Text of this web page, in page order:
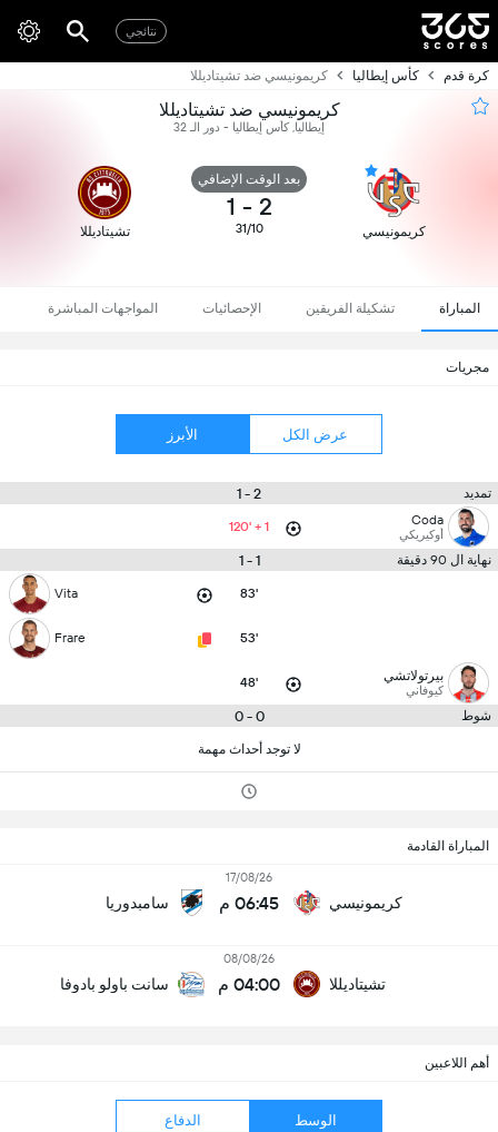
نتائجي
كرة قدم كأس إيطاليا كريمونيسي ضد تشيتاديللا
كريمونيسي ضد تشيتاديللا
إيطاليا, كأس إيطاليا - دور الـ 32
كريمونيسي
بعد الوقت الإضافي
2
-
1
31/10 تشيتاديللا
المباراة تشكيلة الفريقين الإحصائيات المواجهات المباشرة
مجريات
عرض الكل الأبرز
تمديد 2 - 1
Coda
أوكيريكي 120' + 1
نهاية ال 90 دقيقة 1 - 1
83'
Vita
53'
Frare
بيرتولاتشي
كيوفاني 48'
شوط 0 - 0
لا توجد أحداث مهمة
المباراة القادمة
كريمونيسي
17/08/26
06:45 م سامبدوريا
تشيتاديللا
08/08/26
04:00 م سانت باولو بادوفا
أهم اللاعبين
الوسط الدفاع